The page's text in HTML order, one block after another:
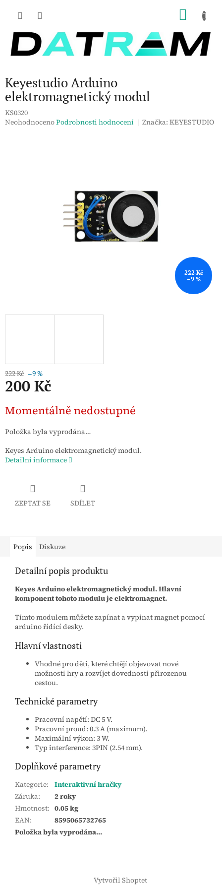
Keyestudio Arduino
elektromagnetický modul
KS0320
Průměrné
NeohodnocenoPodrobnosti hodnocení Značka:KEYESTUDIO
222 Kč
–9 %
222 Kč –9 %
200 Kč
cena:
Momentálně nedostupné
Položka byla vyprodána…
Keyes Arduino elektromagnetický modul.
Detailní informace
ZEPTAT SE SDÍLET
Popis Diskuze
Detailní popis produktu
Keyes Arduino elektromagnetický modul. Hlavní
komponent tohoto modulu je elektromagnet.
Tímto modulem můžete zapínat a vypínat magnet pomocí
arduino řídící desky.
Hlavní vlastnosti
Vhodné pro děti, které chtějí objevovat nové
možnosti hry a rozvíjet dovednosti přirozenou
cestou.
Technické parametry
Pracovní napětí: DC 5 V.
Pracovní proud: 0.3 A (maximum).
Maximální výkon: 3 W.
Typ interference: 3PIN (2.54 mm).
Doplňkové parametry
Kategorie:
Interaktivní hračky
Záruka:
2 roky
Hmotnost: 0.05 kg
EAN:
8595065732765
Položka byla vyprodána…
Z
Vytvořil Shoptet